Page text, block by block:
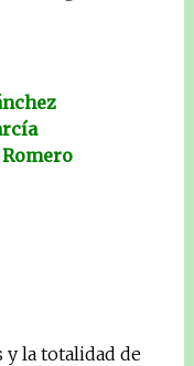
y la totalidad de